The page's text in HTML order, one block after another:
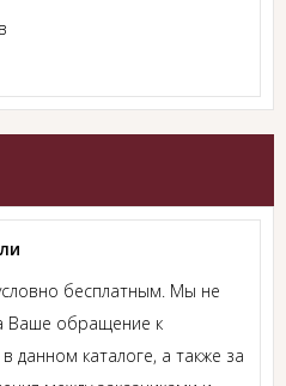
бесплатным. Мы не
Ваше обращение к
каталоге, а также за